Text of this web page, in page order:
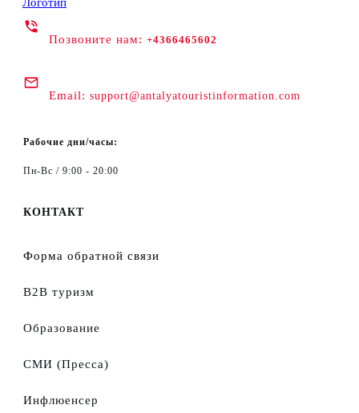
Позвоните нам: +4366465602
Email: support@antalyatouristinformation.com
Рабочие дни/часы:
Пн-Вс / 9:00 - 20:00
КОНТАКТ
Форма обратной связи
B2B туризм
Образование
СМИ (Пресса)
Инфлюенсер